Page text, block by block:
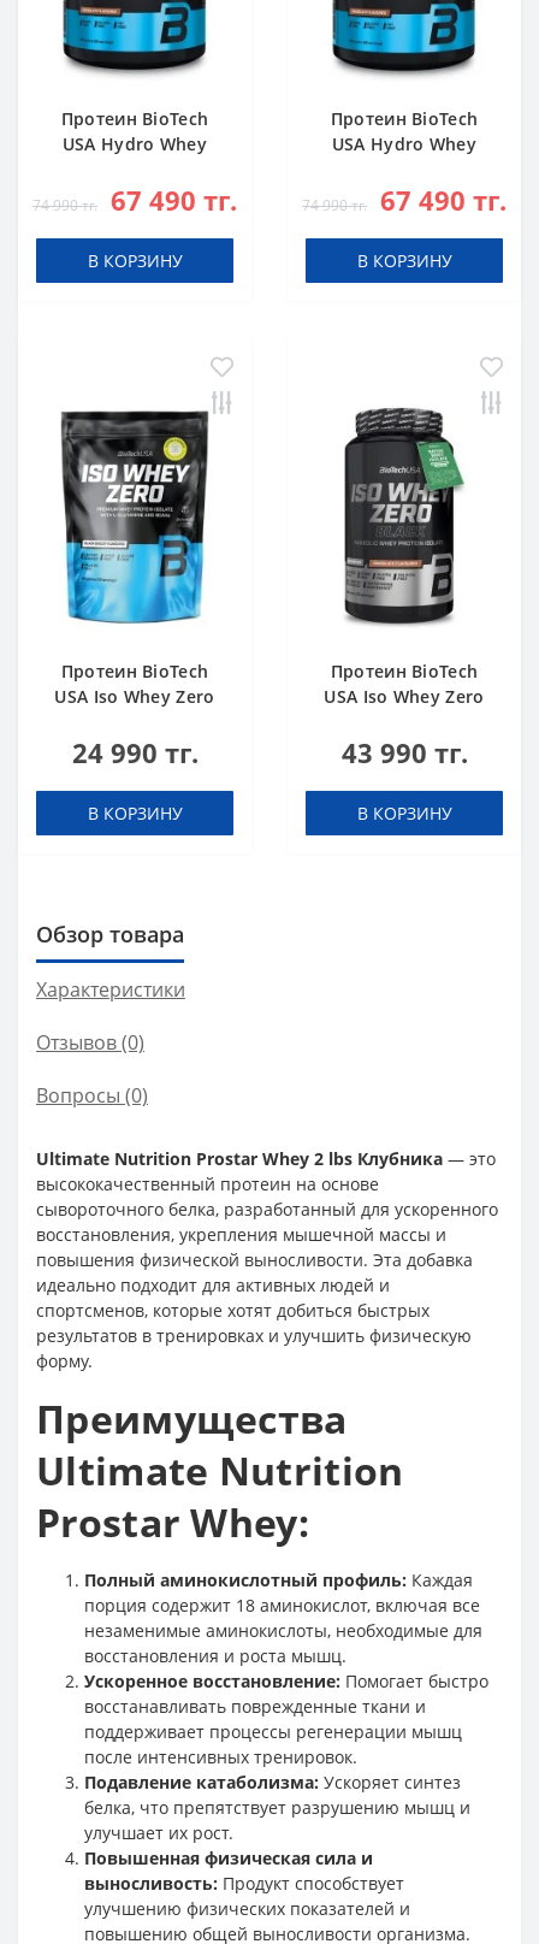
Протеин BioTech
USA Hydro Whey
g
74 990 тг. 67 490 тг.
В КОРЗИНУ
Протеин BioTech
USA Hydro Whey
74 990 тг. 67 490 тг.
В КОРЗИНУ
Протеин BioTech
USA Iso Whey Zero
454 g
24 990 тг.
В КОРЗИНУ
Протеин BioTech
USA Iso Whey Zero
43 990 тг.
В КОРЗИНУ
Обзор товара
Характеристики
Отзывов (0)
Вопросы (0)
Ultimate Nutrition Prostar Whey 2 lbs Клубника — это
высококачественный протеин на основе
сывороточного белка, разработанный для ускоренного
восстановления, укрепления мышечной массы и
повышения физической выносливости. Эта добавка
идеально подходит для активных людей и
спортсменов, которые хотят добиться быстрых
результатов в тренировках и улучшить физическую
форму.
Преимущества
Ultimate Nutrition
Prostar Whey:
Полный аминокислотный профиль: Каждая
порция содержит 18 аминокислот, включая все
незаменимые аминокислоты, необходимые для
восстановления и роста мышц.
Ускоренное восстановление: Помогает быстро
восстанавливать поврежденные ткани и
поддерживает процессы регенерации мышц
после интенсивных тренировок.
Подавление катаболизма: Ускоряет синтез
белка, что препятствует разрушению мышц и
улучшает их рост.
Повышенная физическая сила и
выносливость: Продукт способствует
улучшению физических показателей и
повышению общей выносливости организма.